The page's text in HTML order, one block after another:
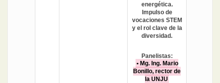
energética.
Impulso de
vocaciones STEM
y el rol clave de la
diversidad.
Panelistas:
• Mg. Ing. Mario
Bonillo, rector de
la UNJU